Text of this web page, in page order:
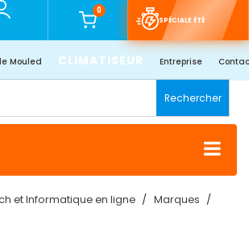
0
SPÉCIALE ÉTÉ
Mouled CLIMATISEUR Entreprise
Rechercher
et Informatique en ligne
Marques